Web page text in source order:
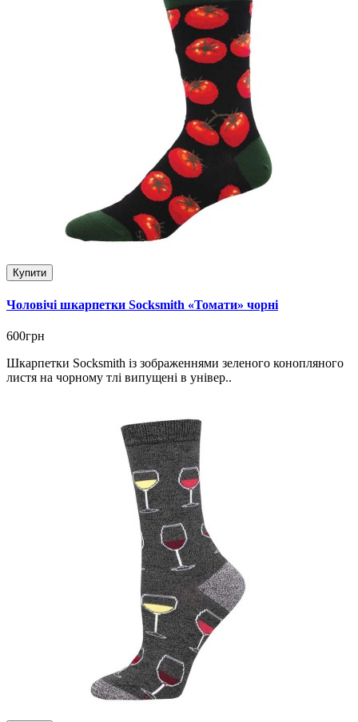
Купити
Чоловічі шкарпетки Socksmith «Томати» чорні
600грн
Шкарпетки Socksmith із зображеннями зеленого конопляного
листя на чорному тлі випущені в універ..